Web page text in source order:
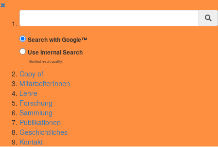
✖
Suchbegriff
Search with Google™
Use Internal Search
(limited result quality)
Copy of
MitarbeiterInnen
Lehre
Forschung
Sammlung
Publikationen
Geschichtliches
Kontakt